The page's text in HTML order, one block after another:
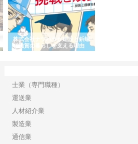
株式会社ナツハラが建設と鋲螺
で滋賀の暮らしを支える理由
士業（専門職種）
運送業
人材紹介業
製造業
通信業